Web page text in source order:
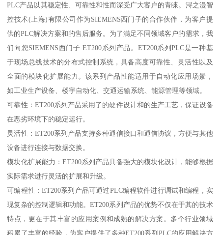
PLC产品以其稳定性、可靠性和性而深受广大客户的青睐。浔之漫智
控技术(上海)有限公司作为SIEMENS西门子的合作伙伴，为客户提
供的PLC解决方案和的售后服务。为了满足不同领域客户的需求，我
们向您SIEMENS西门子 ET200系列产品。ET200系列PLC是一种基
于现场总线技术的分布式控制系统，具备高度可靠性、灵活性以及
全面的模块化扩展能力。该系列产品性能适用于自动化应用场景，
如工业生产设备、楼宇自动化、交通运输系统、能源管理等领域。
可靠性：ET200系列产品采用了的硬件设计和的生产工艺，保证设备
在恶劣环境下的稳定运行。
灵活性：ET200系列产品支持多种通信接口和通信协议，方便与其他
设备进行连接与数据交换。
模块化扩展能力：ET200系列产品具备强大的模块化设计，能够根据
实际需求进行灵活的扩展和升级。
可编程性：ET200系列产品可通过PLC编程软件进行调试和编程，实
现复杂的控制逻辑和功能。ET200系列产品的优势不仅在于其的技术
特点，更在于其丰富的应用案例和成熟的解决方案。多个行业领域
积累了丰富的经验，为客户提供了多种ET200系列PLC的应用解决方